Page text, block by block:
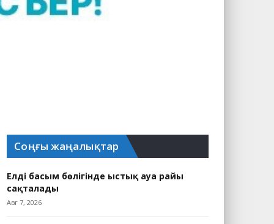
Соңғы жаңалықтар
Елдің басым бөлігінде ыстық ауа райы
сақталады
Авг 7, 2026